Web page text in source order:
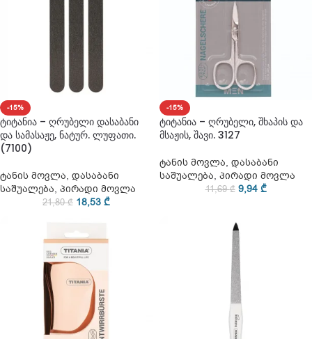
-15%
ტიტანია – ღრუბელი დასაბანი
და სამასაჟე, ნატურ. ლუფათი.
(7100)
ტანის მოვლა, დასაბანი
საშუალება, პირადი მოვლა
21,80₾ 18,53 ₾
-15%
ტიტანია – ღრუბელი, შხაპის და
მსაჟის, შავი. 3127
ტანის მოვლა, დასაბანი
საშუალება, პირადი მოვლა
11,69₾ 9,94 ₾